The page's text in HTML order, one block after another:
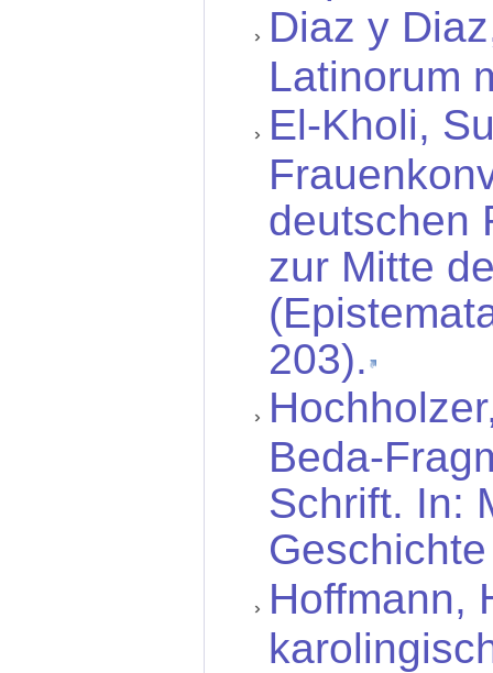
Diaz y
Latinorum
El-Kholi,
deutschen
zur Mitte
203).
Beda-
Schrift. In:
Hoffmann,